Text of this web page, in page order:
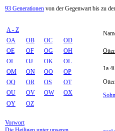
93 Generationen von der Gegenwart bis zu
A - Z
OA
OB OC
OD
OE
OF OG
OH
OI
OJ OK
OL
OM
ON OO
OP
OQ
OR OS
OT
OU
OV OW
OX
OY
OZ
Vorwort
1a
Sohn